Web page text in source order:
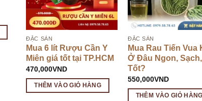
ĐẶC SẢN
Mua 6 lít Rượu Cần Y
Miên giá tốt tại TP.HCM
470,000VND
THÊM VÀO GIỎ HÀNG
ĐẶC SẢN
Mua Rau Tiến Vua
Ở Đâu Ngon,
Tốt?
550,000VND
THÊM VÀO GIỎ HÀNG